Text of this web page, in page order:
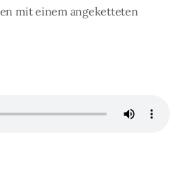
mit einem angeketteten